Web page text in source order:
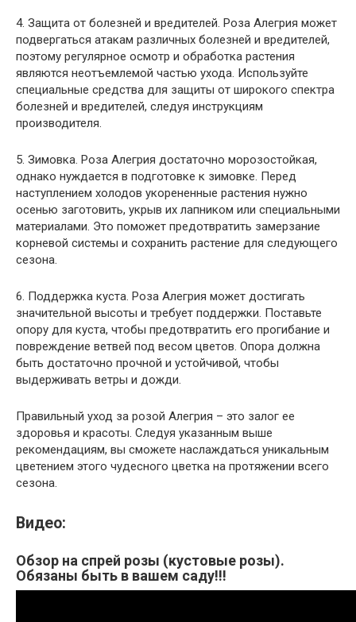
4. Защита от болезней и вредителей. Роза Алегрия может
подвергаться атакам различных болезней и вредителей,
поэтому регулярное осмотр и обработка растения
являются неотъемлемой частью ухода. Используйте
специальные средства для защиты от широкого спектра
болезней и вредителей, следуя инструкциям
производителя.
5. Зимовка. Роза Алегрия достаточно морозостойкая,
однако нуждается в подготовке к зимовке. Перед
наступлением холодов укорененные растения нужно
осенью заготовить, укрыв их лапником или специальными
материалами. Это поможет предотвратить замерзание
корневой системы и сохранить растение для следующего
сезона.
6. Поддержка куста. Роза Алегрия может достигать
значительной высоты и требует поддержки. Поставьте
опору для куста, чтобы предотвратить его прогибание и
повреждение ветвей под весом цветов. Опора должна
быть достаточно прочной и устойчивой, чтобы
выдерживать ветры и дожди.
Правильный уход за розой Алегрия – это залог ее
здоровья и красоты. Следуя указанным выше
рекомендациям, вы сможете наслаждаться уникальным
цветением этого чудесного цветка на протяжении всего
сезона.
Видео:
Обзор на спрей розы (кустовые розы).
Обязаны быть в вашем саду!!!